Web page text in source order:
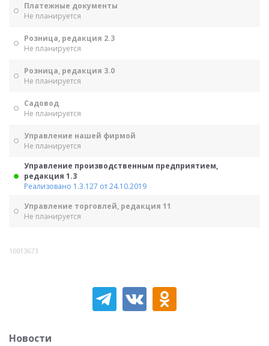
Платежные документы
Не планируется
Розница, редакция 2.3
Не планируется
Розница, редакция 3.0
Не планируется
Садовод
Не планируется
Управление нашей фирмой
Не планируется
Управление производственным предприятием,
редакция 1.3
Реализовано 1.3.127 от 24.10.2019
Управление торговлей, редакция 11
Не планируется
10013673
Новости